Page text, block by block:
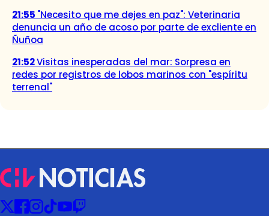
21:55 "Necesito que me dejes en paz": Veterinaria
denuncia un año de acoso por parte de excliente en
Ñuñoa
21:52Visitas inesperadas del mar: Sorpresa en
redes por registros de lobos marinos con "espíritu
terrenal"